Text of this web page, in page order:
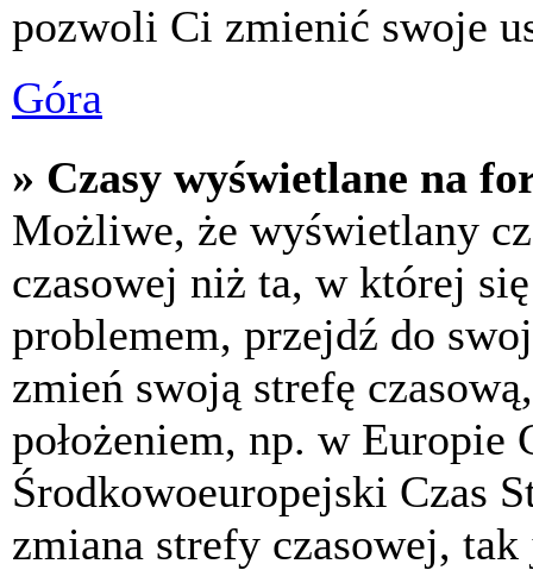
pozwoli Ci zmienić swoje
Góra
» Czasy wyświetlane na
Możliwe, że wyświetlany
czasowej niż ta, w której
problemem, przejdź do
zmień swoją strefę
położeniem, np. w Europie
Środkowoeuropejski Czas
zmiana strefy czasowej,